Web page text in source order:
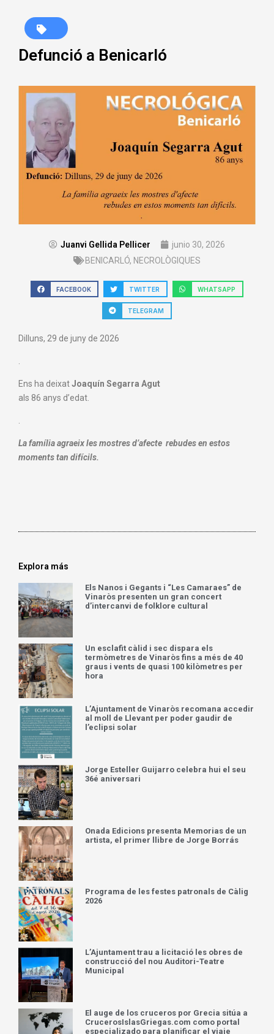
Defunció a Benicarló
Juanvi Gellida Pellicer
junio 30, 2026
BENICARLÓ, NECROLÒGIQUES
FACEBOOK TWITTER WHATSAPP
TELEGRAM
Dilluns, 29 de juny de 2026
Ens ha deixatJoaquín Segarra Agut
als 86 anys d’edat.
La família agraeix les mostres d’afecte rebudes en estos
moments tan difícils.
Explora más
Els Nanos i Gegants i “Les Camaraes” de
Vinaròs presenten un gran concert
d’intercanvi de folklore cultural
Un esclafit càlid i sec dispara els
termòmetres de Vinaròs fins a més de 40
graus i vents de quasi 100 kilòmetres per
hora
L’Ajuntament de Vinaròs recomana accedir
al moll de Llevant per poder gaudir de
l’eclipsi solar
Jorge Esteller Guijarro celebra hui el seu
36é aniversari
Onada Edicions presenta Memorias de un
artista, el primer llibre de Jorge Borrás
Programa de les festes patronals de Càlig
2026
L’Ajuntament trau a licitació les obres de
construcció del nou Auditori-Teatre
Municipal
El auge de los cruceros por Grecia sitúa a
CrucerosIslasGriegas.com como portal
especializado para planificar el viaje